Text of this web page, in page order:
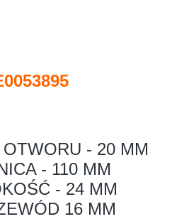
- 20 MM
- 110 MM
- 24 MM
16 MM